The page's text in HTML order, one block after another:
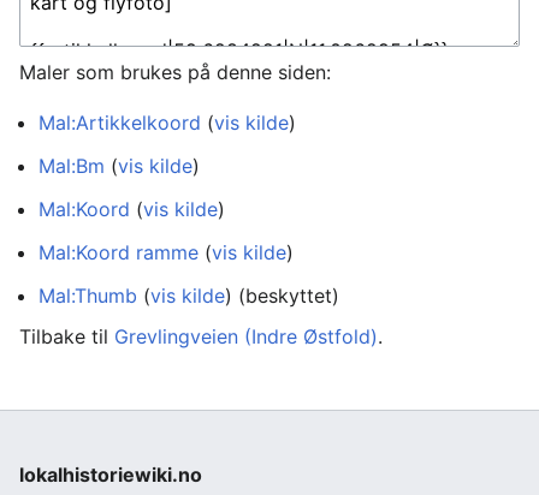
Maler som brukes på denne siden:
Mal:Artikkelkoord (vis kilde)
Mal:Bm (vis kilde)
Mal:Koord (vis kilde)
Mal:Koord ramme (vis kilde)
Mal:Thumb (vis kilde) (beskyttet)
Tilbake til Grevlingveien (Indre Østfold).
lokalhistoriewiki.no